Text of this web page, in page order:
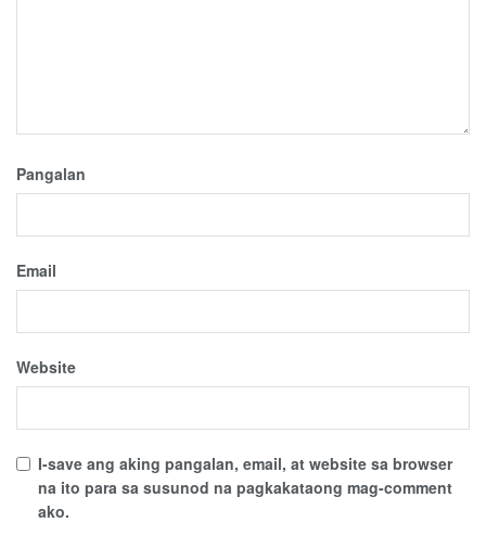
Pangalan
Email
Website
I-save ang aking pangalan, email, at website sa browser
na ito para sa susunod na pagkakataong mag-comment
ako.